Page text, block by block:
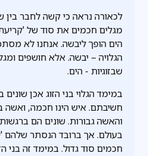
לכאורה נראה כי קשה לחבר בין
מגלים חכמים את סוד של 'קריעת
הים הופך ליבשה. אנחנו לא
הגלויה – יבשה. אלא חושפים
שבזוגיות - הים.
במימד הגלוי בני הזוג אכן
חשיבתם. איש הינו חכמה, ואשה
והאשה גבורות. שונים הם
בעולם. אך ברובד הנסתר
חכמים סוד גדול. במימד זה בני